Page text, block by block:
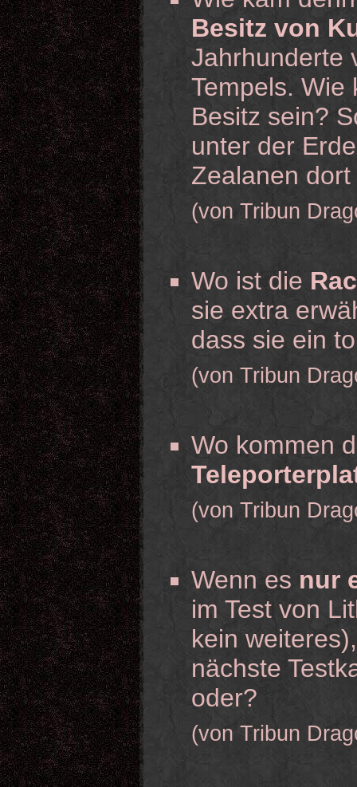
Besitz von
Jahrhunderte
Tempels. Wie
Besitz sein?
unter der
Zealanen
(von Tribun
Wo ist die
sie extra
dass sie ein
(von Tribun
Wo kommen
(von Tribun
Wenn es nur
im Test von
kein
nächste
oder?
(von Tribun